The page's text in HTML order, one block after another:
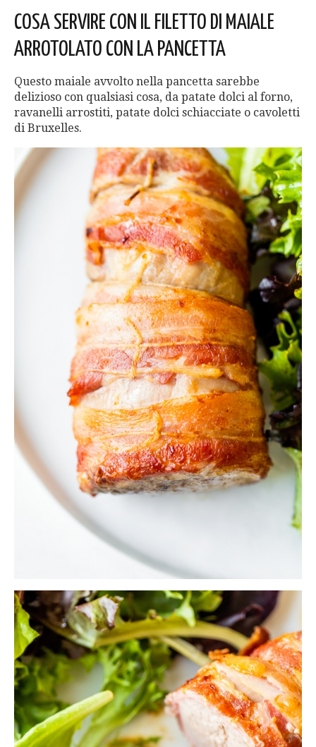
COSA SERVIRE CON IL FILETTO DI MAIALE
ARROTOLATO CON LA PANCETTA
Questo maiale avvolto nella pancetta sarebbe
delizioso con qualsiasi cosa, da patate dolci al forno,
ravanelli arrostiti, patate dolci schiacciate o cavoletti
di Bruxelles.